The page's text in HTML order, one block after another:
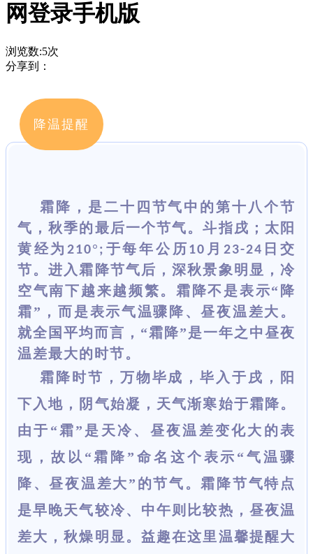
网登录手机版
浏览数:5次
分享到：
降温提醒
霜降，是二十四节气中的第十八个节
气，秋季的最后一个节气。斗指戌 ；太阳
黄经为 210° ; 于每年公历 10 月 23-24 日交
节。进入霜降节气后，深秋景象明显，冷
空气南下越来越频繁。霜降不是表示“降
霜”，而是表示气温骤降、昼夜温差大。
就全国平均而言，“霜降”是一年之中昼夜
温差最大的时节。
霜降时节，万物毕成，毕入于戌，阳
下入地，阴气始凝，天气渐寒始于霜降。
由于 “霜”是天冷、昼夜温差变化大的表
现，故以“霜降”命名这个表示“气温骤
降、昼夜温差大”的节气。霜降节气特点
是早晚天气较冷、中午则比较热，昼夜温
差大，秋燥明显。益趣在这里温馨提醒大